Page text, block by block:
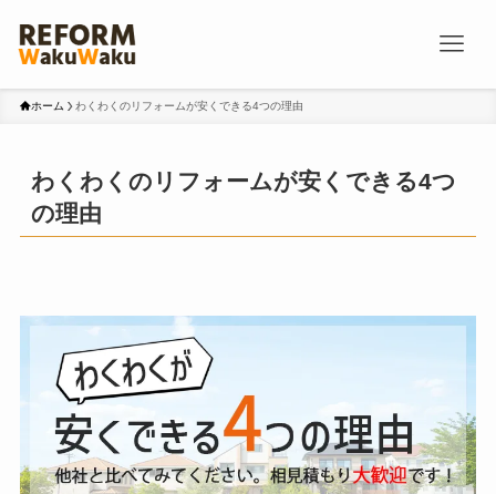
ホーム わくわくのリフォームが安くできる4つの理由
わくわくのリフォームが安くできる4つ
の理由